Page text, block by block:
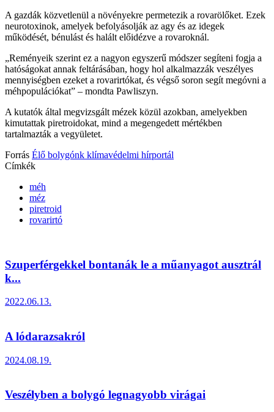
A gazdák közvetlenül a növényekre permetezik a rovarölőket. Ezek
neurotoxinok, amelyek befolyásolják az agy és az idegek
működését, bénulást és halált előidézve a rovaroknál.
„Reményeik szerint ez a nagyon egyszerű módszer segíteni fogja a
hatóságokat annak feltárásában, hogy hol alkalmazzák veszélyes
mennyiségben ezeket a rovarirtókat, és végső soron segít megóvni a
méhpopulációkat” – mondta Pawliszyn.
A kutatók által megvizsgált mézek közül azokban, amelyekben
kimutattak piretroidokat, mind a megengedett mértékben
tartalmazták a vegyületet.
Forrás Élő bolygónk klímavédelmi hírportál
Címkék
méh
méz
piretroid
rovarirtó
Szuperférgekkel bontanák le a műanyagot ausztrál
k...
2022.06.13.
A lódarazsakról
2024.08.19.
Veszélyben a bolygó legnagyobb virágai